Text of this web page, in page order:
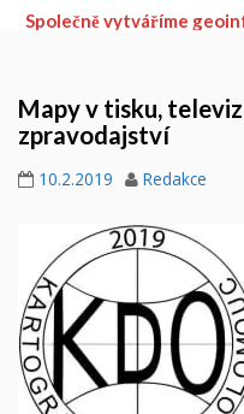
Společně vytváříme
Mapy v tisku,
zpravodajství
10.2.2019 Redakce